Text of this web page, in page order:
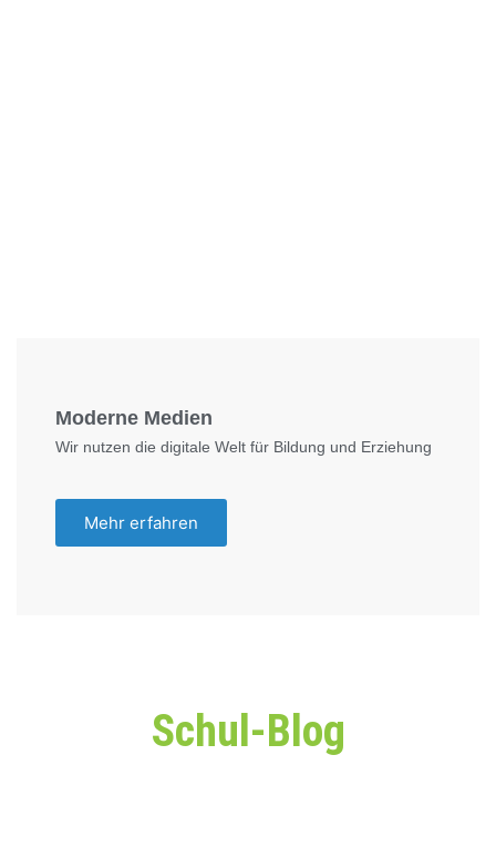
Moderne Medien
Wir nutzen die digitale Welt für Bildung und Erziehung
Mehr erfahren
Schul-Blog